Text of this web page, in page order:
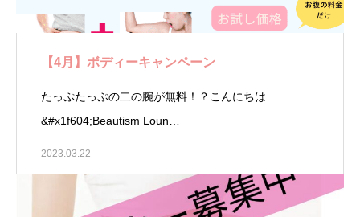
【4月】ボディーキャンペーン
たっぷたっぷの二の腕が無料！？こんにちは
&#x1f604;Beautism Loun…
2023.03.22